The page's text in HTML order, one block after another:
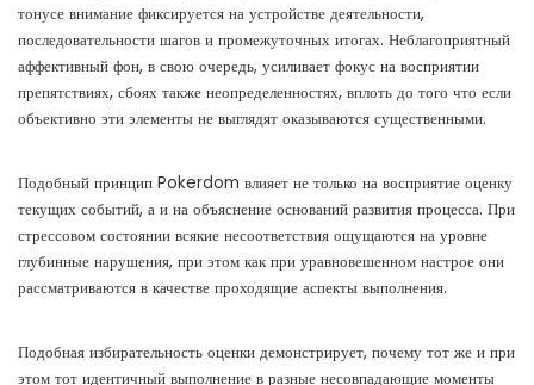
тонусе внимание фиксируется на устройстве деятельности,
последовательности шагов и промежуточных итогах. Неблагоприятный
аффективный фон, в свою очередь, усиливает фокус на восприятии
препятствиях, сбоях также неопределенностях, вплоть до того что если
объективно эти элементы не выглядят оказываются существенными.
Подобный принцип Pokerdom влияет не только на восприятие оценку
текущих событий, а и на объяснение оснований развития процесса. При
стрессовом состоянии всякие несоответствия ощущаются на уровне
глубинные нарушения, при этом как при уравновешенном настрое они
рассматриваются в качестве проходящие аспекты выполнения.
Подобная избирательность оценки демонстрирует, почему тот же и при
этом тот идентичный выполнение в разные несовпадающие моменты